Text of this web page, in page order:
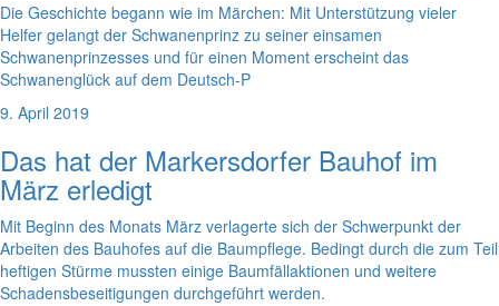
Die Geschichte begann wie im Märchen: Mit Unterstützung vieler
Helfer gelangt der Schwanenprinz zu seiner einsamen
Schwanenprinzesses und für einen Moment erscheint das
Schwanenglück auf dem Deutsch-P
9. April 2019
Das hat der Markersdorfer Bauhof im
März erledigt
Mit Beginn des Monats März verlagerte sich der Schwerpunkt der
Arbeiten des Bauhofes auf die Baumpflege. Bedingt durch die zum Teil
heftigen Stürme mussten einige Baumfällaktionen und weitere
Schadensbeseitigungen durchgeführt werden.